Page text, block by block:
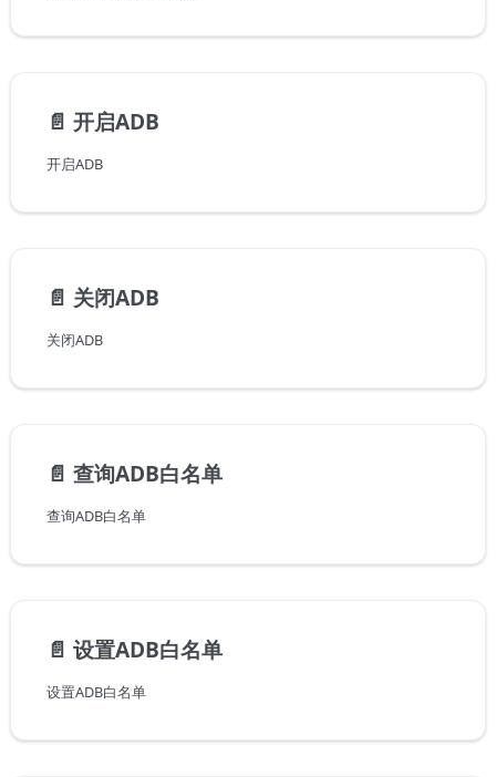
📄️ 开启ADB
开启ADB
📄️ 关闭ADB
关闭ADB
📄️ 查询ADB白名单
查询ADB白名单
📄️ 设置ADB白名单
设置ADB白名单